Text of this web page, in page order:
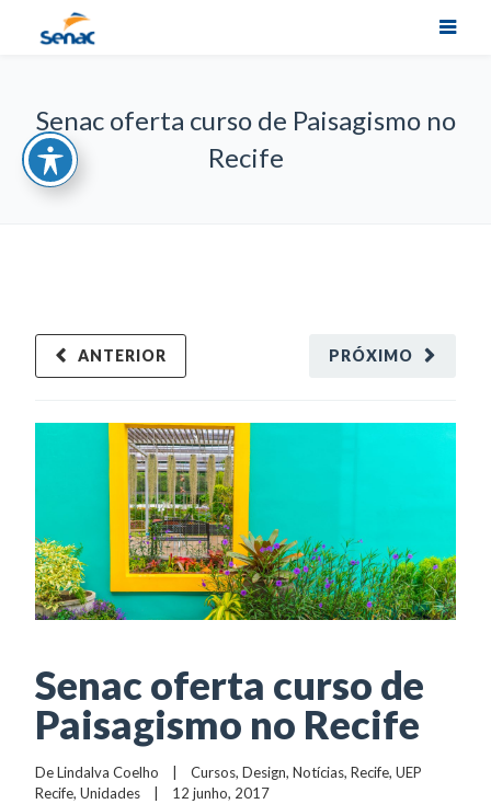
Senac oferta curso de Paisagismo no
Recife
PRÓXIMO
ANTERIOR
Senac oferta curso de
Paisagismo no Recife
De Lindalva Coelho
    |
Cursos, Design, Notícias, Recife, UEP
Recife, Unidades
    |    12 junho, 2017